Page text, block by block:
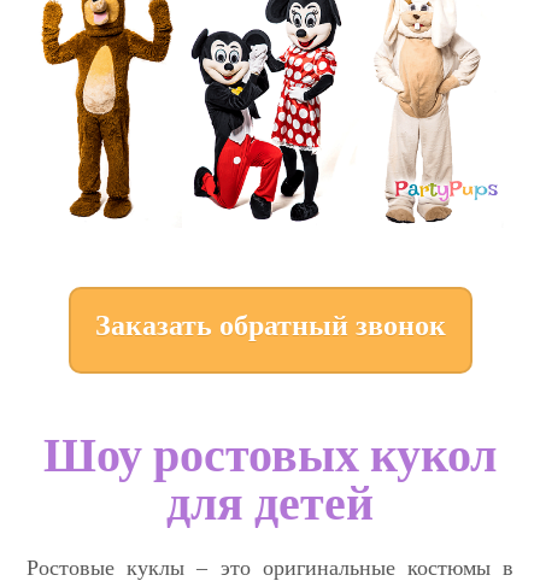
Заказать обратный звонок
Шоу ростовых кукол
для детей
Ростовые куклы – это оригинальные костюмы в